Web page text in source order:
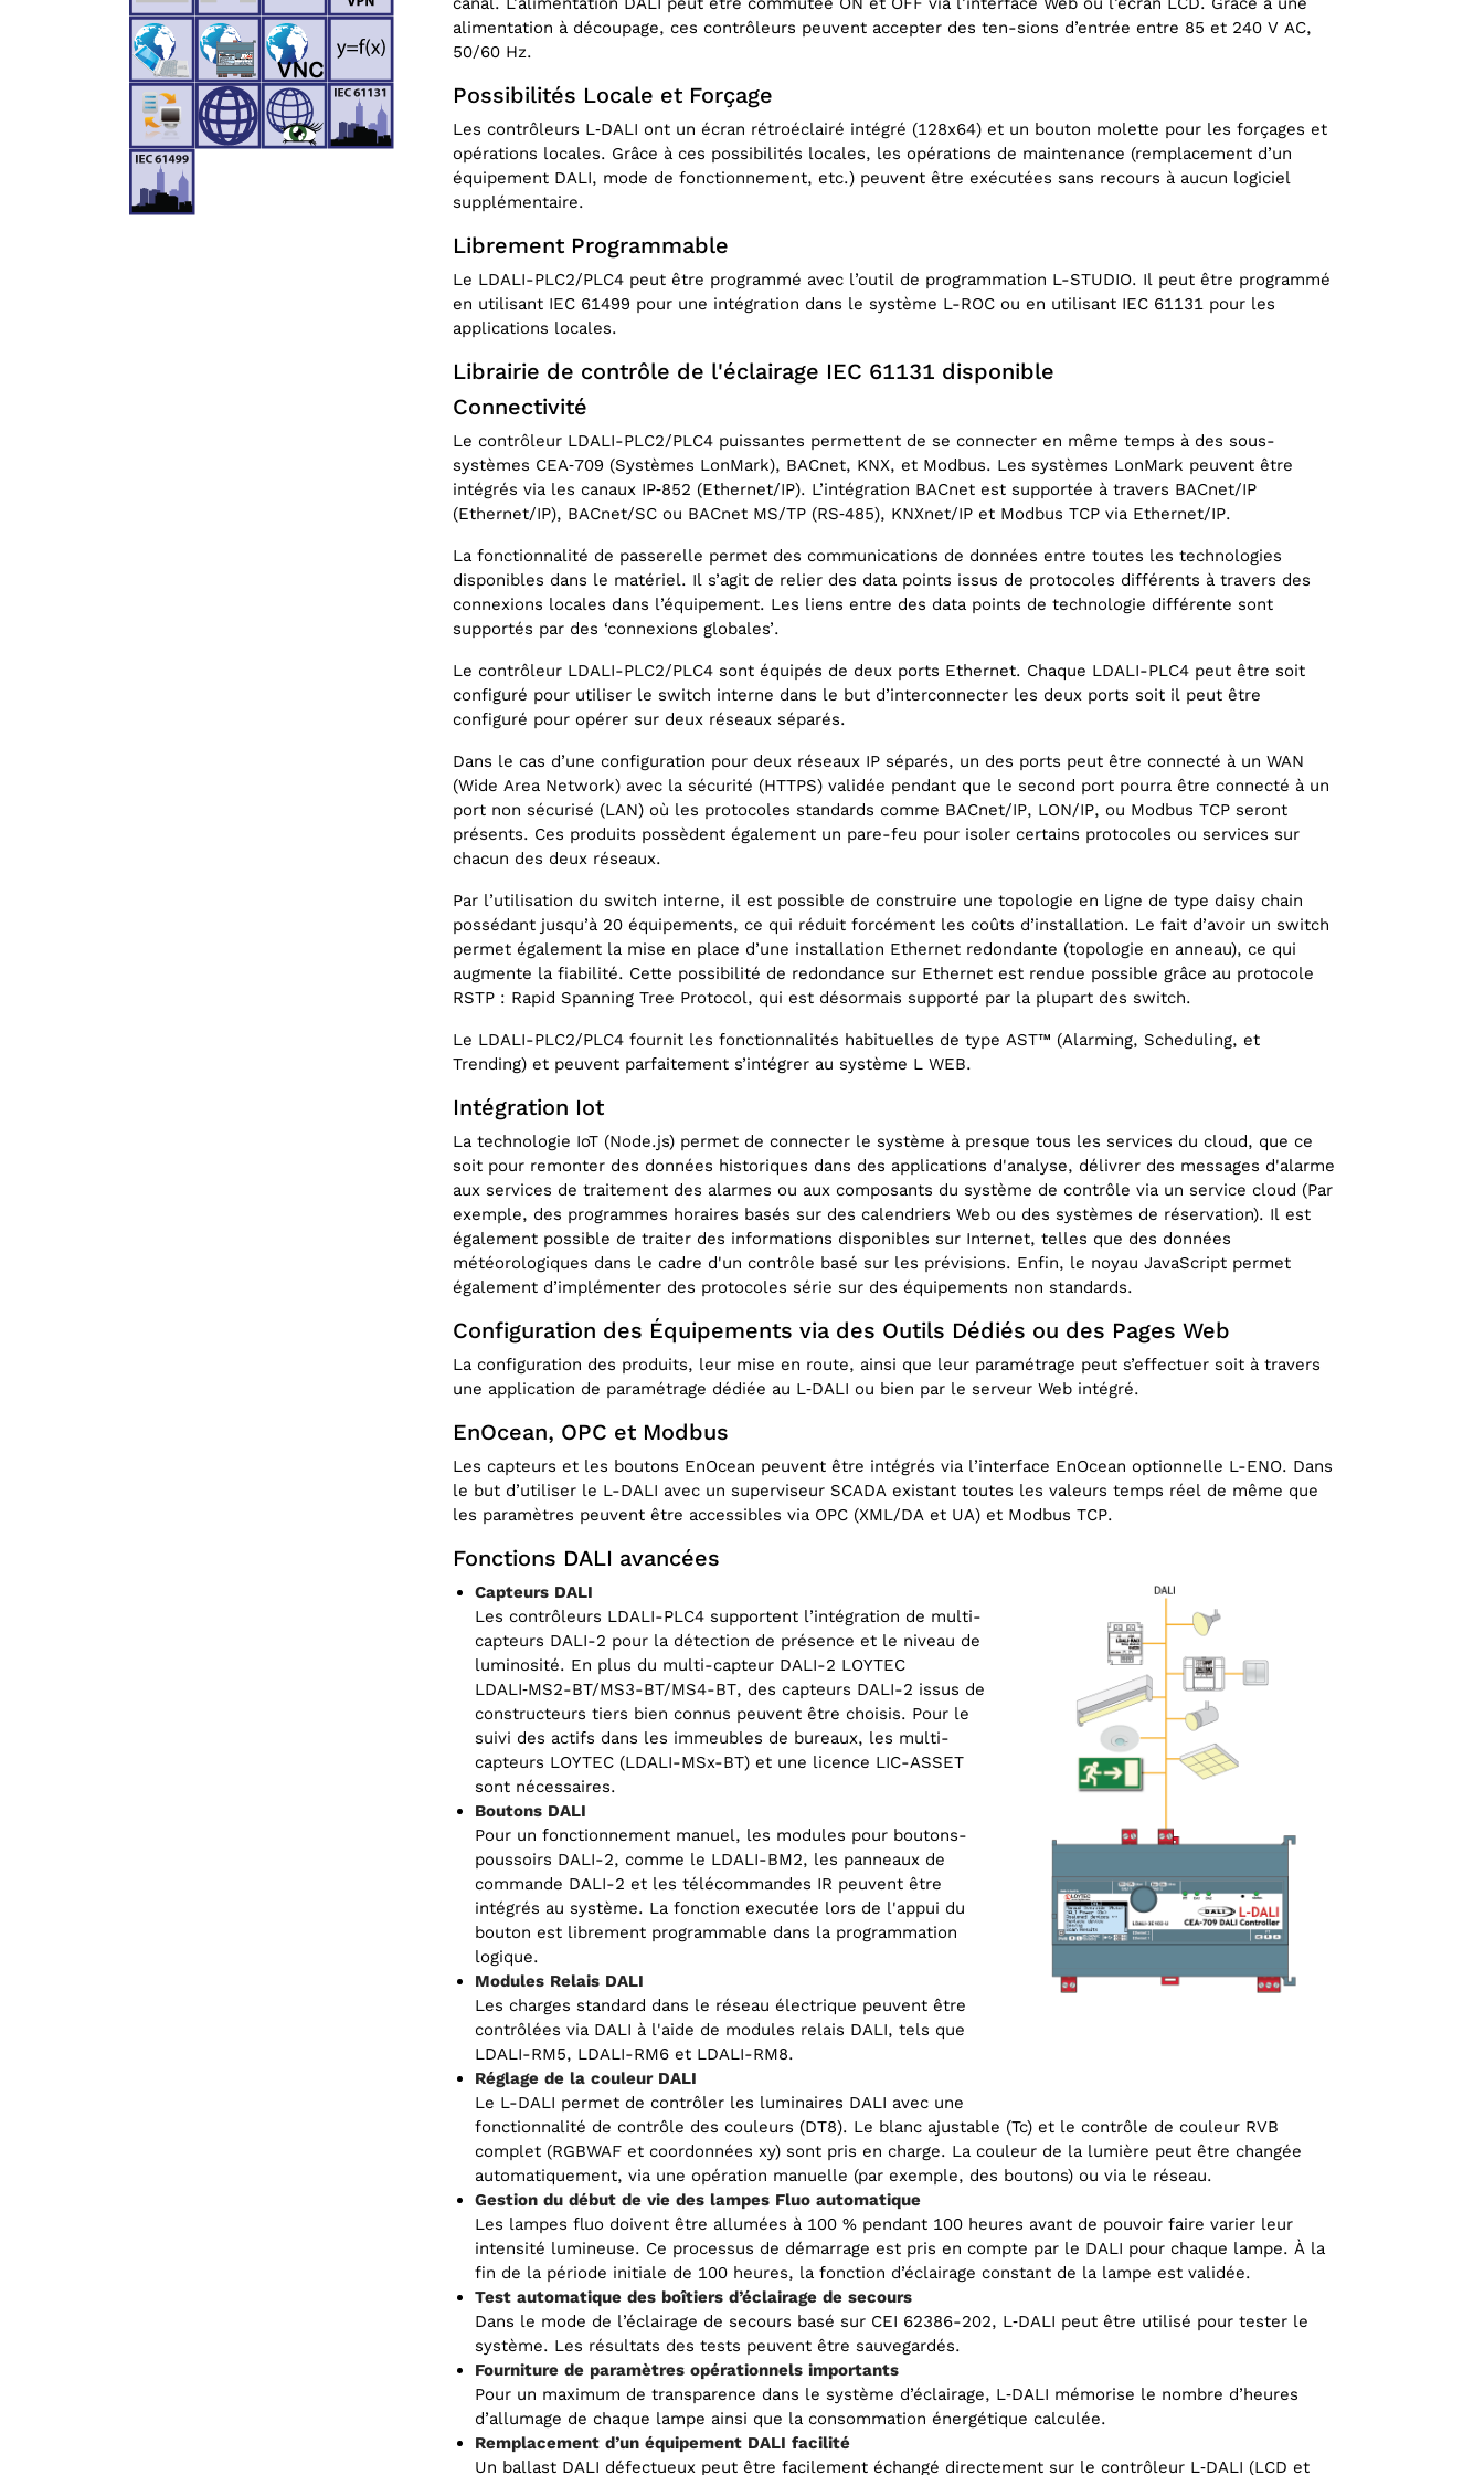
alimentation à découpage, ces contrôleurs peuvent accepter des ten-sions d’entrée entre 85 et 240 V AC,
50/60 Hz.
Possibilités Locale et Forçage
Les contrôleurs L‑DALI ont un écran rétroéclairé intégré (128x64) et un bouton molette pour les forçages et
opérations locales. Grâce à ces possibilités locales, les opérations de maintenance (remplacement d’un
équipement DALI, mode de fonctionnement, etc.) peuvent être exécutées sans recours à aucun logiciel
supplémentaire.
Librement Programmable
Le LDALI-PLC2/PLC4 peut être programmé avec l’outil de programmation L-STUDIO. Il peut être programmé
en utilisant IEC 61499 pour une intégration dans le système L-ROC ou en utilisant IEC 61131 pour les
applications locales.
Librairie de contrôle de l'éclairage IEC 61131 disponible
Connectivité
Le contrôleur LDALI-PLC2/PLC4 puissantes permettent de se connecter en même temps à des sous-
systèmes CEA‑709 (Systèmes LonMark), BACnet, KNX, et Modbus. Les systèmes LonMark peuvent être
intégrés via les canaux IP‑852 (Ethernet/IP). L’intégration BACnet est supportée à travers BACnet/IP
(Ethernet/IP), BACnet/SC ou BACnet MS/TP (RS‑485), KNXnet/IP et Modbus TCP via Ethernet/IP.
La fonctionnalité de passerelle permet des communications de données entre toutes les technologies
disponibles dans le matériel. Il s’agit de relier des data points issus de protocoles différents à travers des
connexions locales dans l’équipement. Les liens entre des data points de technologie différente sont
supportés par des ‘connexions globales’.
Le contrôleur LDALI-PLC2/PLC4 sont équipés de deux ports Ethernet. Chaque LDALI-PLC4 peut être soit
configuré pour utiliser le switch interne dans le but d’interconnecter les deux ports soit il peut être
configuré pour opérer sur deux réseaux séparés.
Dans le cas d’une configuration pour deux réseaux IP séparés, un des ports peut être connecté à un WAN
(Wide Area Network) avec la sécurité (HTTPS) validée pendant que le second port pourra être connecté à un
port non sécurisé (LAN) où les protocoles standards comme BACnet/IP, LON/IP, ou Modbus TCP seront
présents. Ces produits possèdent également un pare-feu pour isoler certains protocoles ou services sur
chacun des deux réseaux.
Par l’utilisation du switch interne, il est possible de construire une topologie en ligne de type daisy chain
possédant jusqu’à 20 équipements, ce qui réduit forcément les coûts d’installation. Le fait d’avoir un switch
permet également la mise en place d’une installation Ethernet redondante (topologie en anneau), ce qui
augmente la fiabilité. Cette possibilité de redondance sur Ethernet est rendue possible grâce au protocole
RSTP : Rapid Spanning Tree Protocol, qui est désormais supporté par la plupart des switch.
Le LDALI-PLC2/PLC4 fournit les fonctionnalités habituelles de type AST™ (Alarming, Scheduling, et
Trending) et peuvent parfaitement s’intégrer au système L WEB.
Intégration Iot
La technologie IoT (Node.js) permet de connecter le système à presque tous les services du cloud, que ce
soit pour remonter des données historiques dans des applications d'analyse, délivrer des messages d'alarme
aux services de traitement des alarmes ou aux composants du système de contrôle via un service cloud (Par
exemple, des programmes horaires basés sur des calendriers Web ou des systèmes de réservation). Il est
également possible de traiter des informations disponibles sur Internet, telles que des données
météorologiques dans le cadre d'un contrôle basé sur les prévisions. Enfin, le noyau JavaScript permet
également d’implémenter des protocoles série sur des équipements non standards.
Configuration des Équipements via des Outils Dédiés ou des Pages Web
La configuration des produits, leur mise en route, ainsi que leur paramétrage peut s’effectuer soit à travers
une application de paramétrage dédiée au L‑DALI ou bien par le serveur Web intégré.
EnOcean, OPC et Modbus
Les capteurs et les boutons EnOcean peuvent être intégrés via l’interface EnOcean optionnelle L-ENO. Dans
le but d’utiliser le L-DALI avec un superviseur SCADA existant toutes les valeurs temps réel de même que
les paramètres peuvent être accessibles via OPC (XML/DA et UA) et Modbus TCP.
Fonctions DALI avancées
Capteurs DALI
Les contrôleurs LDALI-PLC4 supportent l’intégration de multi-
capteurs DALI-2 pour la détection de présence et le niveau de
luminosité. En plus du multi-capteur DALI-2 LOYTEC
LDALI‑MS2-BT/MS3-BT/MS4-BT, des capteurs DALI-2 issus de
constructeurs tiers bien connus peuvent être choisis. Pour le
suivi des actifs dans les immeubles de bureaux, les multi-
capteurs LOYTEC (LDALI-MSx-BT) et une licence LIC-ASSET
sont nécessaires.
Boutons DALI
Pour un fonctionnement manuel, les modules pour boutons-
poussoirs DALI-2, comme le LDALI-BM2, les panneaux de
commande DALI-2 et les télécommandes IR peuvent être
intégrés au système. La fonction executée lors de l'appui du
bouton est librement programmable dans la programmation
logique.
Modules Relais DALI
Les charges standard dans le réseau électrique peuvent être
contrôlées via DALI à l'aide de modules relais DALI, tels que
LDALI-RM5, LDALI-RM6 et LDALI-RM8.
Réglage de la couleur DALI
Le L-DALI permet de contrôler les luminaires DALI avec une
fonctionnalité de contrôle des couleurs (DT8). Le blanc ajustable (Tc) et le contrôle de couleur RVB
complet (RGBWAF et coordonnées xy) sont pris en charge. La couleur de la lumière peut être changée
automatiquement, via une opération manuelle (par exemple, des boutons) ou via le réseau.
Gestion du début de vie des lampes Fluo automatique
Les lampes fluo doivent être allumées à 100 % pendant 100 heures avant de pouvoir faire varier leur
intensité lumineuse. Ce processus de démarrage est pris en compte par le DALI pour chaque lampe. À la
fin de la période initiale de 100 heures, la fonction d’éclairage constant de la lampe est validée.
Test automatique des boîtiers d’éclairage de secours
Dans le mode de l’éclairage de secours basé sur CEI 62386-202, L‑DALI peut être utilisé pour tester le
système. Les résultats des tests peuvent être sauvegardés.
Fourniture de paramètres opérationnels importants
Pour un maximum de transparence dans le système d’éclairage, L‑DALI mémorise le nombre d’heures
d’allumage de chaque lampe ainsi que la consommation énergétique calculée.
Remplacement d’un équipement DALI facilité
Un ballast DALI défectueux peut être facilement échangé directement sur le contrôleur L‑DALI (LCD et